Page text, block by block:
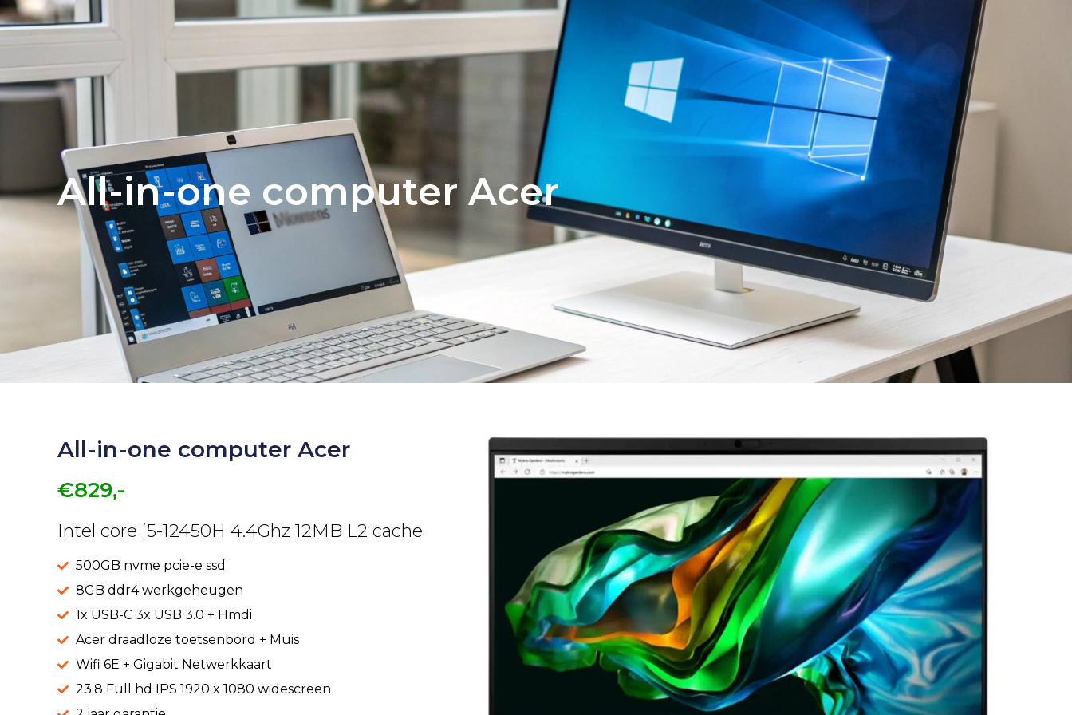
Teamviewer(support) Over ons Contact AFSPRAAK MAKEN
All-in-one computer Acer
All-in-one computer Acer
€829,-
Intel core i5-12450H 4.4Ghz 12MB L2 cache
500GB nvme pcie-e ssd
8GB ddr4 werkgeheugen
1x USB-C 3x USB 3.0 + Hmdi
Acer draadloze toetsenbord + Muis
Wifi 6E + Gigabit Netwerkkaart
23.8 Full hd IPS 1920 x 1080 widescreen